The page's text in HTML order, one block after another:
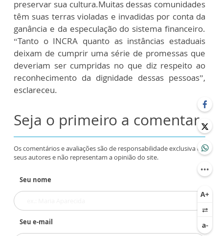
preservar sua cultura.Muitas dessas comunidades
têm suas terras violadas e invadidas por conta da
ganância e da especulação do sistema financeiro.
“Tanto o INCRA quanto as instâncias estaduais
deixam de cumprir uma série de promessas que
deveriam ser cumpridas no que diz respeito ao
reconhecimento da dignidade dessas pessoas”,
esclareceu.
Seja o primeiro a comentar
Os comentários e avaliações são de responsabilidade exclusiva de
seus autores e não representam a opinião do site.
Seu nome
Seu e-mail